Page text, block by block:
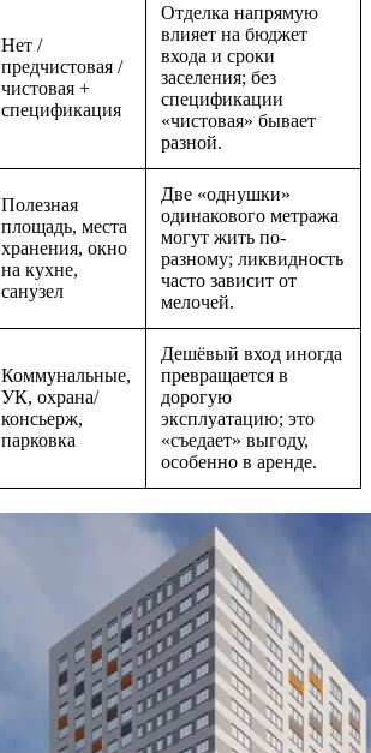
Нет /
предчистовая /
чистовая +
спецификация
Отделка напрямую
влияет на бюджет
входа и сроки
заселения; без
спецификации
«чистовая» бывает
разной.
Полезная
площадь, места
хранения, окно
на кухне,
санузел
Две «однушки»
одинакового метража
могут жить по-
разному; ликвидность
часто зависит от
мелочей.
Коммунальные,
УК, охрана/
консьерж,
парковка
Дешёвый вход иногда
превращается в
дорогую
эксплуатацию; это
«съедает» выгоду,
особенно в аренде.